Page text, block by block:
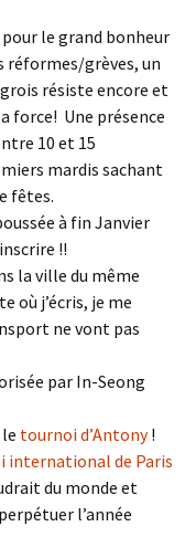
le grand bonheur
réformes/grèves, un
résiste encore et
force! Une présence
10 et 15
mardis sachant
fêtes.
à fin Janvier
!!
la ville du même
où j’écris, je me
ne vont pas
par In-Seong
tournoi d’Antony!
international de Paris
du monde et
l’année